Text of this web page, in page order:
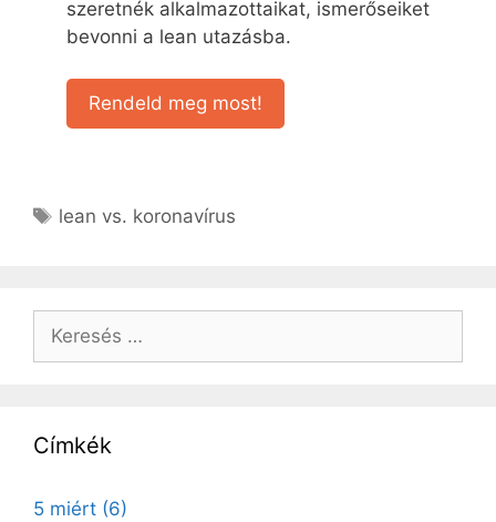
szeretnék alkalmazottaikat, ismerőseiket
bevonni a lean utazásba.
Rendeld meg most!
lean vs. koronavírus
Címkék
5 miért (6)